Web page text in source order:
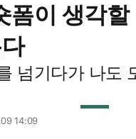
폼이 생각할
넘기다가 나도
14:09